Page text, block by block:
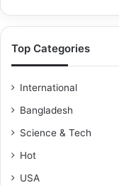
Top Categories
International
Bangladesh
Science & Tech
Hot
USA